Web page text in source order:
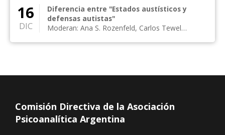
16
DIC
Diferencia entre "Estados austísticos y
defensas autistas"
Moderan: Ana S. Rozenfeld, Carlos Tewel
Comisión Directiva de la Asociación
Psicoanalítica Argentina